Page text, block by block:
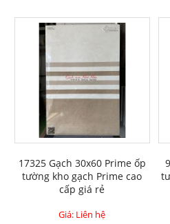
17325 Gạch 30x60 Prime ốp
tường kho gạch Prime cao
cấp giá rẻ
Giá: Liên hệ